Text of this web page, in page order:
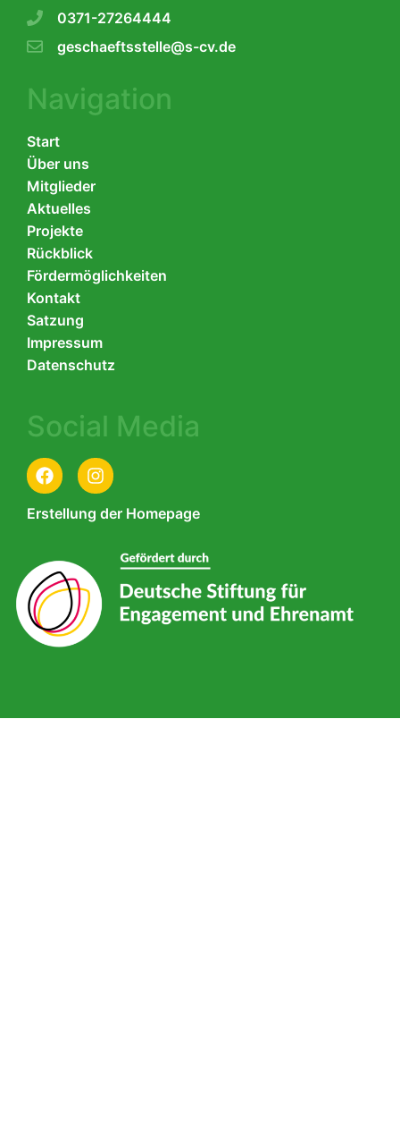
0371-27264444
geschaeftsstelle@s-cv.de
Navigation
Start
Über uns
Mitglieder
Aktuelles
Projekte
Rückblick
Fördermöglichkeiten
Kontakt
Satzung
Impressum
Datenschutz
Social Media
Erstellung der Homepage